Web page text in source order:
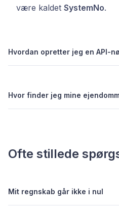
være kaldet SystemNo.
Hvordan opretter jeg en API-
Hvor finder jeg mine
Ofte stillede
Mit regnskab går ikke i nul